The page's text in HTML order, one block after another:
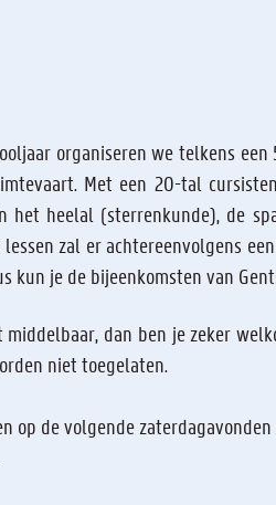
organiseren we telkens
Met een 20-tal
het heelal (sterrenkunde), de
lessen zal er achtereenvolgens
kun je de bijeenkomsten van
dan ben je zeker
niet toegelaten.
op de volgende